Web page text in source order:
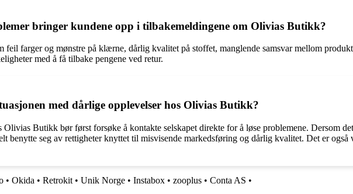
bringer kundene opp i tilbakemeldingene om Olivias Butikk?
farger og mønstre på klærne, dårlig kvalitet på stoffet, manglende samsvar mellom
med å få tilbake pengene ved retur.
med dårlige opplevelser hos Olivias Butikk?
Butikk bør først forsøke å kontakte selskapet direkte for å løse problemene. Dersom
benytte seg av rettigheter knyttet til misvisende markedsføring og dårlig kvalitet. Det er
• Okida • Retrokit • Unik Norge • Instabox • zooplus • Conta AS •